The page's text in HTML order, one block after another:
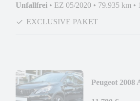
Unfallfrei • EZ 05/2020 • 79.935 km •
EXCLUSIVE PAKET
Peugeot 2008